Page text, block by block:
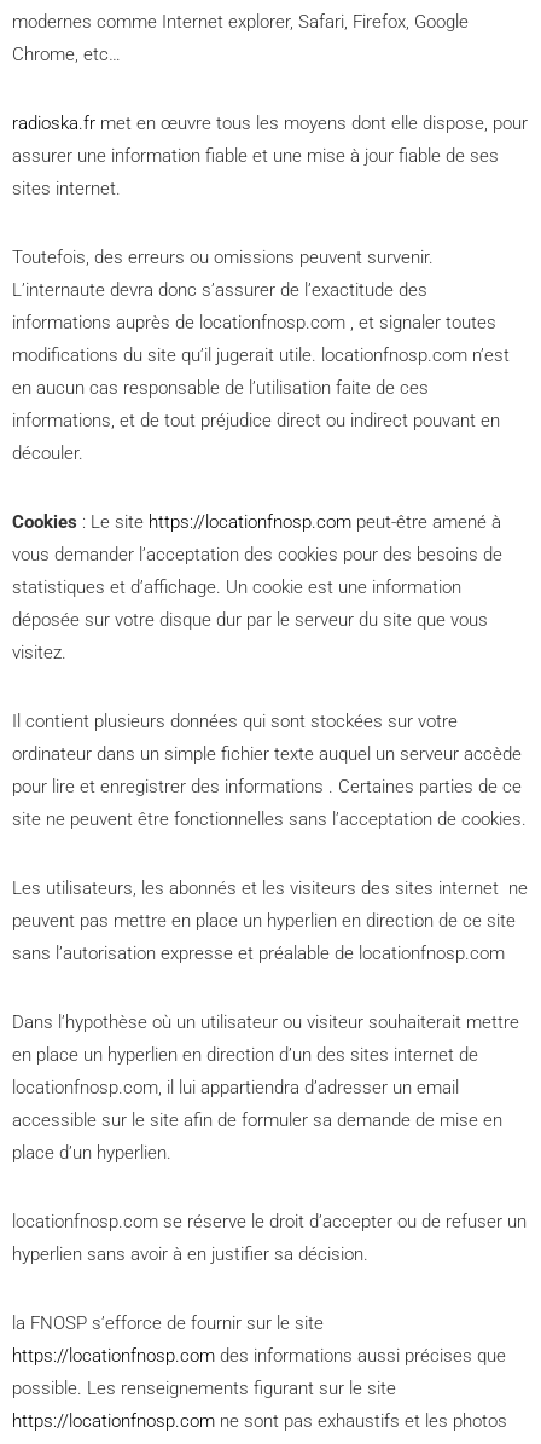
Nos logements
modernes comme Internet explorer, Safari, Firefox, Google
Chrome, etc…
radioska.fr met en œuvre tous les moyens dont elle dispose, pour
assurer une information fiable et une mise à jour fiable de ses
sites internet.
Toutefois, des erreurs ou omissions peuvent survenir.
L’internaute devra donc s’assurer de l’exactitude des
informations auprès de locationfnosp.com , et signaler toutes
modifications du site qu’il jugerait utile. locationfnosp.com n’est
en aucun cas responsable de l’utilisation faite de ces
informations, et de tout préjudice direct ou indirect pouvant en
découler.
Cookies : Le site https://locationfnosp.com peut-être amené à
vous demander l’acceptation des cookies pour des besoins de
statistiques et d’affichage. Un cookie est une information
déposée sur votre disque dur par le serveur du site que vous
visitez.
Il contient plusieurs données qui sont stockées sur votre
ordinateur dans un simple fichier texte auquel un serveur accède
pour lire et enregistrer des informations . Certaines parties de ce
site ne peuvent être fonctionnelles sans l’acceptation de cookies.
Les utilisateurs, les abonnés et les visiteurs des sites internet ne
peuvent pas mettre en place un hyperlien en direction de ce site
sans l’autorisation expresse et préalable de locationfnosp.com
Dans l’hypothèse où un utilisateur ou visiteur souhaiterait mettre
en place un hyperlien en direction d’un des sites internet de
locationfnosp.com, il lui appartiendra d’adresser un email
accessible sur le site afin de formuler sa demande de mise en
place d’un hyperlien.
locationfnosp.com se réserve le droit d’accepter ou de refuser un
hyperlien sans avoir à en justifier sa décision.
la FNOSP s’efforce de fournir sur le site
https://locationfnosp.com des informations aussi précises que
possible. Les renseignements figurant sur le site
https://locationfnosp.com ne sont pas exhaustifs et les photos